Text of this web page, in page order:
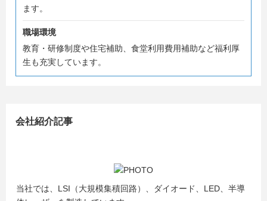
ます。
職場環境
教育・研修制度や住宅補助、食堂利用費用補助など福利厚
生も充実しています。
会社紹介記事
当社では、LSI（大規模集積回路）、ダイオード、LED、半導